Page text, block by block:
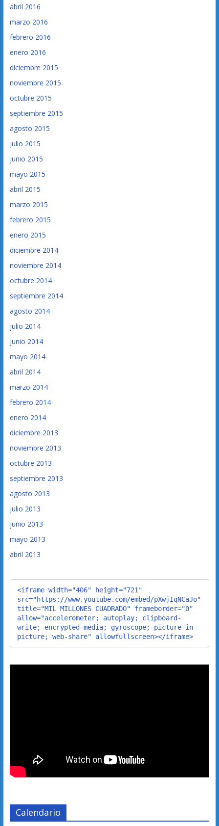
abril 2016
marzo 2016
febrero 2016
enero 2016
diciembre 2015
noviembre 2015
octubre 2015
septiembre 2015
agosto 2015
julio 2015
junio 2015
mayo 2015
abril 2015
marzo 2015
febrero 2015
enero 2015
diciembre 2014
noviembre 2014
octubre 2014
septiembre 2014
agosto 2014
julio 2014
junio 2014
mayo 2014
abril 2014
marzo 2014
febrero 2014
enero 2014
diciembre 2013
noviembre 2013
octubre 2013
septiembre 2013
agosto 2013
julio 2013
junio 2013
mayo 2013
abril 2013
<iframe width="406" height="721"
src="https://www.youtube.com/embed/pXwjIqNCaJo"
title="MIL MILLONES CUADRADO" frameborder="0"
allow="accelerometer; autoplay; clipboard-
write; encrypted-media; gyroscope; picture-in-
picture; web-share" allowfullscreen></iframe>
Calendario